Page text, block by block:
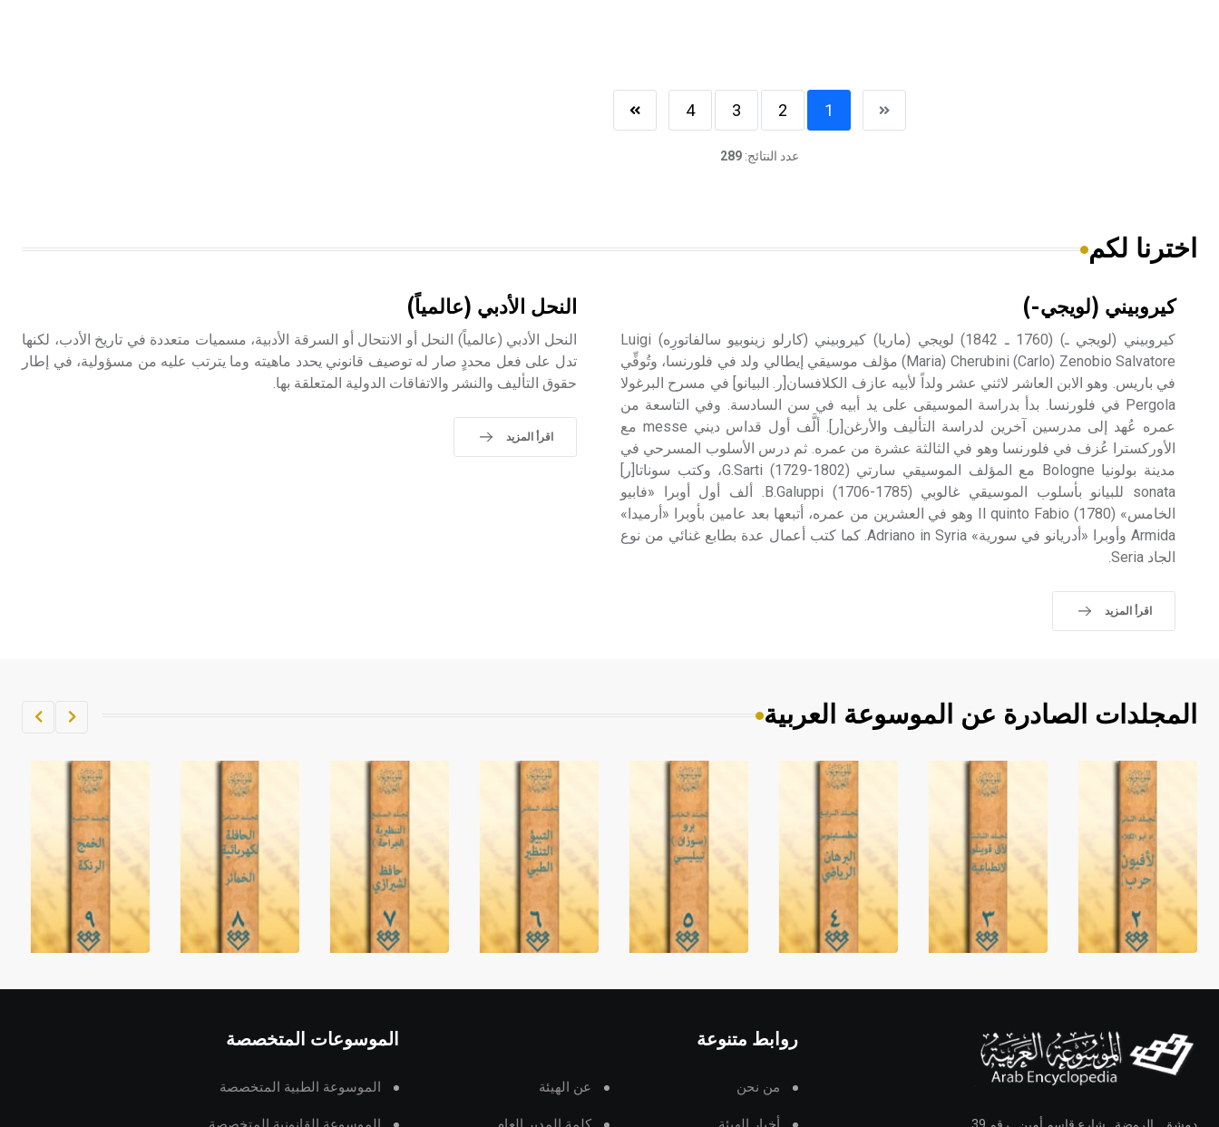
1
2
3
4
عدد النتائج:289
اخترنا لكم
كيروبيني (لويجي-)
كيروبيني (لويجي ـ) (1760 ـ 1842) لويجي (ماريا) كيروبيني (كارلو زينوبيو سالفاتورِه) Luigi
(Maria) Cherubini (Carlo) Zenobio Salvatore مؤلف موسيقي إيطالي ولد في فلورنسا، وتُوفِّي
في باريس. وهو الابن العاشر لاثني عشر ولداً لأبيه عازف الكلافسان[ر. البيانو] في مسرح البرغولا
Pergola في فلورنسا. بدأ بدراسة الموسيقى على يد أبيه في سن السادسة. وفي التاسعة من
عمره عُهد إلى مدرسين آخرين لدراسة التأليف والأرغن[ر]. ألَّف أول قداس ديني messe مع
الأوركسترا عُزف في فلورنسا وهو في الثالثة عشرة من عمره. ثم درس الأسلوب المسرحي في
مدينة بولونيا Bologne مع المؤلف الموسيقي سارتي G.Sarti (1729-1802)، وكتب سوناتا[ر]
sonata للبيانو بأسلوب الموسيقي غالوبي B.Galuppi (1706-1785). ألف أول أوبرا «فابيو
الخامس» Il quinto Fabio (1780) وهو في العشرين من عمره، أتبعها بعد عامين بأوبرا «أرميدا»
Armida وأوبرا «أدريانو في سورية» Adriano in Syria. كما كتب أعمال عدة بطابع غنائي من نوع
الجاد Seria.
اقرأ المزيد
النحل الأدبي (عالمياً)
النحل الأدبي (عالمياً) النحل أو الانتحال أو السرقة الأدبية، مسميات متعددة في تاريخ الأدب، لكنها
تدل على فعل محددٍ صار له توصيف قانوني يحدد ماهيته وما يترتب عليه من مسؤولية، في إطار
حقوق التأليف والنشر والاتفاقات الدولية المتعلقة بها.
اقرأ المزيد
المجلدات الصادرة عن الموسوعة العربية
روابط متنوعة
من نحن عن الهيئة
الموسوعات المتخصصة
الموسوعة الطبية المتخصصة